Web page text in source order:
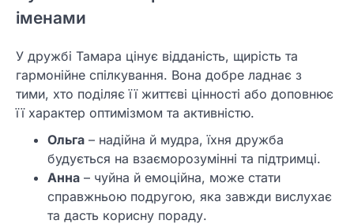
іменами
У дружбі Тамара цінує відданість, щирість та
гармонійне спілкування. Вона добре ладнає з
тими, хто поділяє її життєві цінності або доповнює
її характер оптимізмом та активністю.
Ольга – надійна й мудра, їхня дружба
будується на взаєморозумінні та підтримці.
Анна – чуйна й емоційна, може стати
справжньою подругою, яка завжди вислухає
та дасть корисну пораду.